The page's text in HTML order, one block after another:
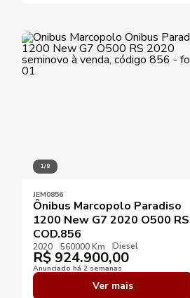
1/8
JEM0856
Ônibus Marcopolo Paradiso
1200 New G7 2020 O500 RS
COD.856
2020 560000 Km Diesel
R$ 924.900,00
Anunciado há 2 semanas
Ver mais